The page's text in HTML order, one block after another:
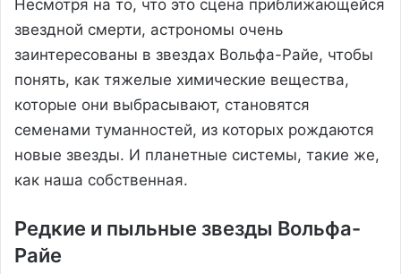
Несмотря на то, что это сцена приближающейся
звездной смерти, астрономы очень
заинтересованы в звездах Вольфа-Райе, чтобы
понять, как тяжелые химические вещества,
которые они выбрасывают, становятся
семенами туманностей, из которых рождаются
новые звезды. И планетные системы, такие же,
как наша собственная.
Редкие и пыльные звезды Вольфа-
Райе